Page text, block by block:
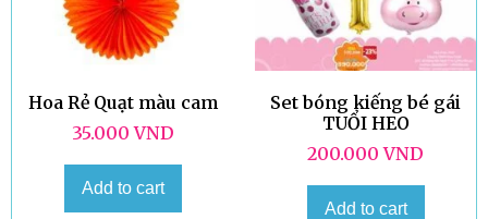
Hoa Rẻ Quạt màu cam
35.000VND
Add to cart
Set bóng kiếng bé gái
TUỔI HEO
200.000VND
Add to cart